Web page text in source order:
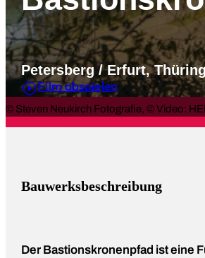
Petersberg / Erfurt,
Film abspielen
© Steven Neukirch Fotografie, © Video:
Bauwerksbeschreibung
Der Bastionskronenpfad ist eine